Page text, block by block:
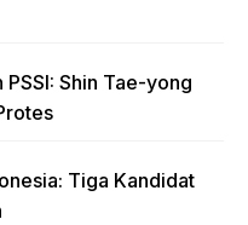
Shin Tae-yong
Tiga Kandidat